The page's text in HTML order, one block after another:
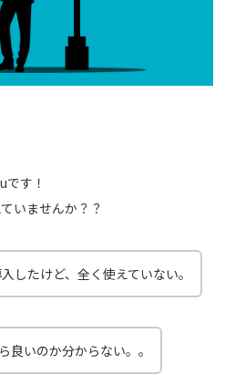
す！
いませんか？？
したけど、全く使えていない。
良いのか分からない。。